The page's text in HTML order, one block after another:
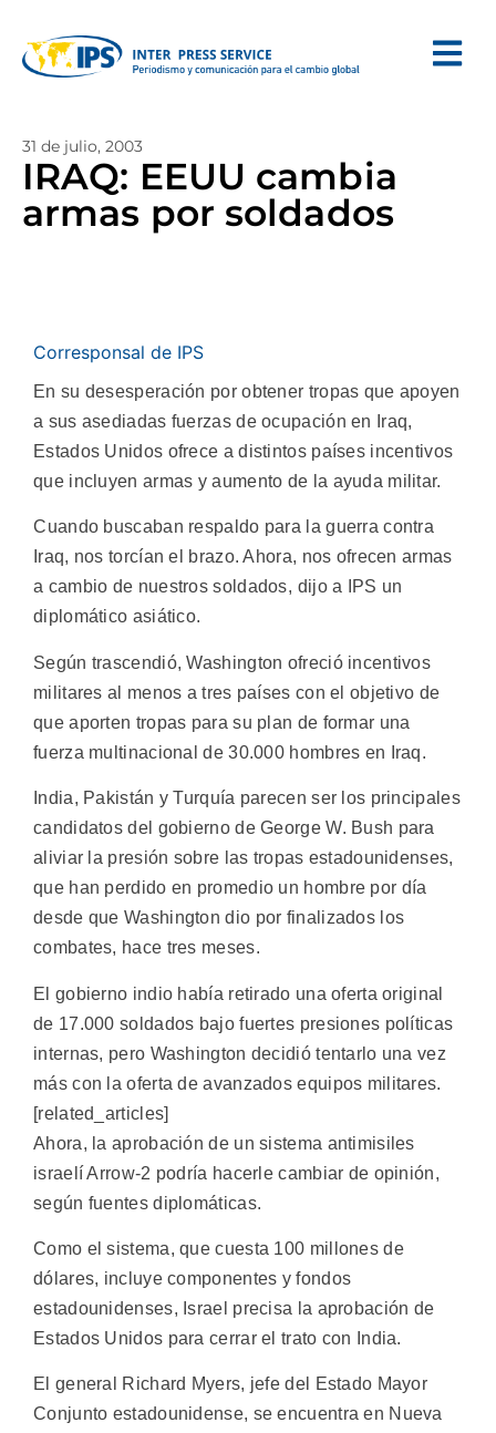
31 de julio, 2003
IRAQ: EEUU cambia
armas por soldados
Corresponsal de IPS
En su desesperación por obtener tropas que apoyen
a sus asediadas fuerzas de ocupación en Iraq,
Estados Unidos ofrece a distintos países incentivos
que incluyen armas y aumento de la ayuda militar.
Cuando buscaban respaldo para la guerra contra
Iraq, nos torcían el brazo. Ahora, nos ofrecen armas
a cambio de nuestros soldados, dijo a IPS un
diplomático asiático.
Según trascendió, Washington ofreció incentivos
militares al menos a tres países con el objetivo de
que aporten tropas para su plan de formar una
fuerza multinacional de 30.000 hombres en Iraq.
India, Pakistán y Turquía parecen ser los principales
candidatos del gobierno de George W. Bush para
aliviar la presión sobre las tropas estadounidenses,
que han perdido en promedio un hombre por día
desde que Washington dio por finalizados los
combates, hace tres meses.
El gobierno indio había retirado una oferta original
de 17.000 soldados bajo fuertes presiones políticas
internas, pero Washington decidió tentarlo una vez
más con la oferta de avanzados equipos militares.
[related_articles]
Ahora, la aprobación de un sistema antimisiles
israelí Arrow-2 podría hacerle cambiar de opinión,
según fuentes diplomáticas.
Como el sistema, que cuesta 100 millones de
dólares, incluye componentes y fondos
estadounidenses, Israel precisa la aprobación de
Estados Unidos para cerrar el trato con India.
El general Richard Myers, jefe del Estado Mayor
Conjunto estadounidense, se encuentra en Nueva